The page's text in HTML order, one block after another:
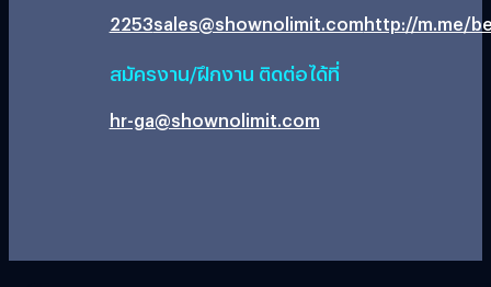
2253sales@shownolimit.comhttp://m.me/
สมัครงาน/ฝึกงาน ติดต่อได้ที่
hr-ga@shownolimit.com